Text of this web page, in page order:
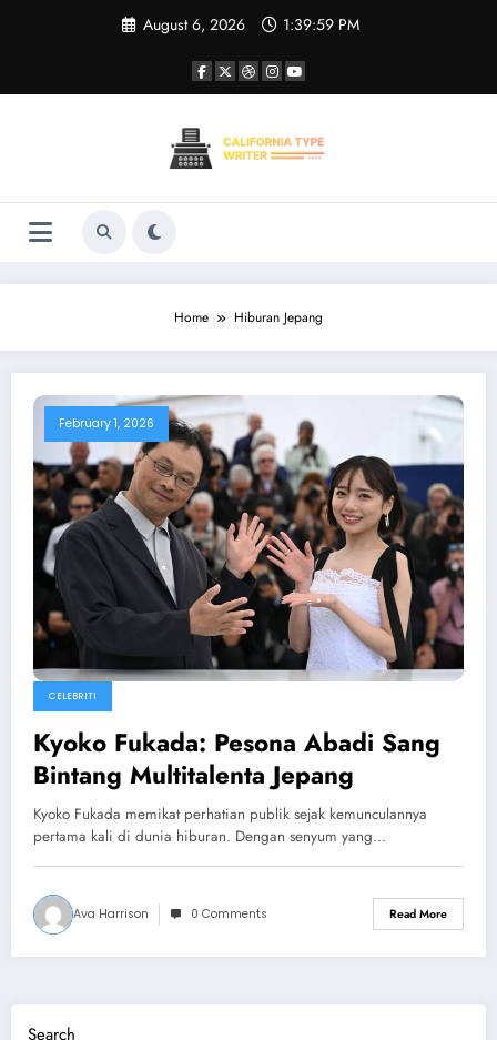
August 6, 2026 1:39:59 PM
Home Hiburan Jepang
February 1, 2026
CELEBRITI
Kyoko Fukada: Pesona Abadi Sang
Bintang Multitalenta Jepang
Kyoko Fukada memikat perhatian publik sejak kemunculannya
pertama kali di dunia hiburan. Dengan senyum yang…
Ava Harrison 0 Comments Read More
Search